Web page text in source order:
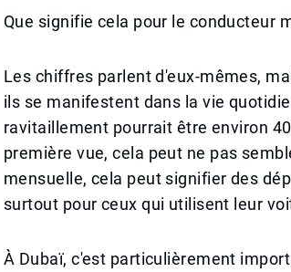
Que signifie cela pour le conducteur
Les chiffres parlent d'eux-mêmes,
ils se manifestent dans la vie
ravitaillement pourrait être environ
première vue, cela peut ne pas
mensuelle, cela peut signifier des
surtout pour ceux qui utilisent leur
À Dubaï, c'est particulièrement